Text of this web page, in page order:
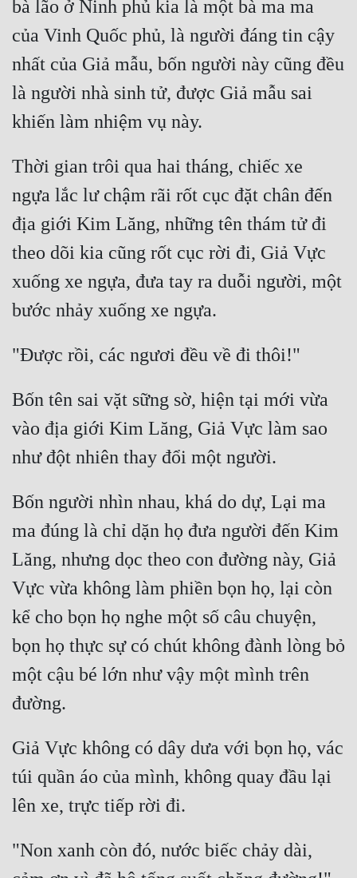
bà lão ở Ninh phủ kia là một bà ma ma
của Vinh Quốc phủ, là người đáng tin cậy
nhất của Giả mẫu, bốn người này cũng đều
là người nhà sinh tử, được Giả mẫu sai
Thời gian trôi qua hai tháng, chiếc xe
ngựa lắc lư chậm rãi rốt cục đặt chân đến
địa giới Kim Lăng, những tên thám tử đi
theo dõi kia cũng rốt cục rời đi, Giả Vực
xuống xe ngựa, đưa tay ra duỗi người, một
Bốn tên sai vặt sững sờ, hiện tại mới vừa
vào địa giới Kim Lăng, Giả Vực làm sao
Bốn người nhìn nhau, khá do dự, Lại ma
ma đúng là chỉ dặn họ đưa người đến Kim
Lăng, nhưng dọc theo con đường này, Giả
Vực vừa không làm phiền bọn họ, lại còn
kể cho bọn họ nghe một số câu chuyện,
bọn họ thực sự có chút không đành lòng bỏ
một cậu bé lớn như vậy một mình trên
Giả Vực không có dây dưa với bọn họ, vác
túi quần áo của mình, không quay đầu lại
"Non xanh còn đó, nước biếc chảy dài,